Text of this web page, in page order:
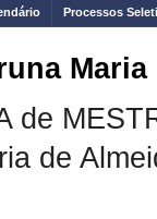
Processos
de
de